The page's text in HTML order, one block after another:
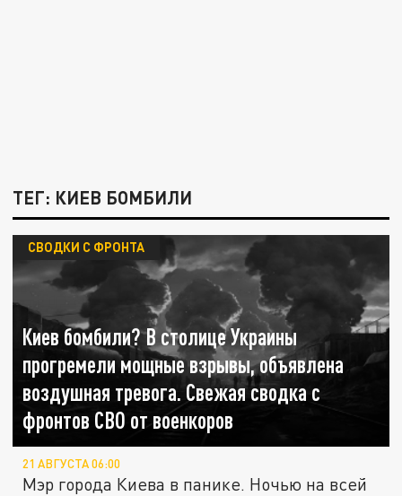
ТЕГ: КИЕВ БОМБИЛИ
Киев бомбили? В столице Украины
прогремели мощные взрывы, объявлена
воздушная тревога. Свежая сводка с
фронтов СВО от военкоров
СВОДКИ С ФРОНТА
21 АВГУСТА 06:00
Мэр города Киева в панике. Ночью на всей